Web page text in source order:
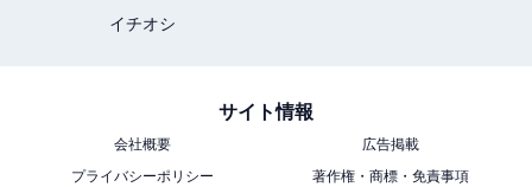
裏を返せば、「妻は自分を見捨てないはず」という期待
があるのかもしれない。ただ、こうやって妻の自由を認
めようとする夫たちは、おそらく妻に捨てられることは
イチオシ
サイト情報
会社概要
広告掲載
プライバシーポリシー
著作権・商標・免責事項